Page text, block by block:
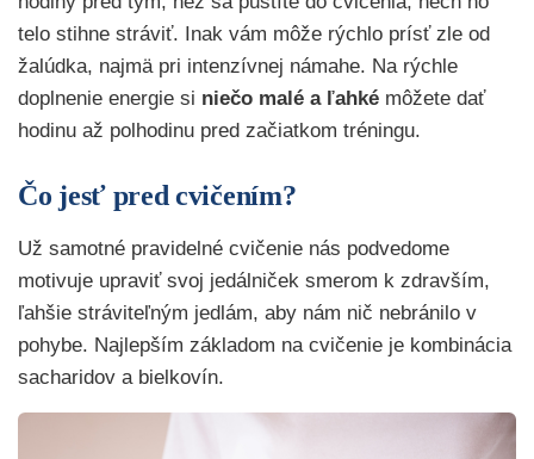
telo stihne stráviť. Inak vám môže rýchlo prísť zle od
žalúdka, najmä pri intenzívnej námahe. Na rýchle
doplnenie energie si niečo malé a ľahké môžete dať
hodinu až polhodinu pred začiatkom tréningu.
Čo jesť pred cvičením?
Už samotné pravidelné cvičenie nás podvedome
motivuje upraviť svoj jedálniček smerom k zdravším,
ľahšie stráviteľným jedlám, aby nám nič nebránilo v
pohybe. Najlepším základom na cvičenie je kombinácia
sacharidov a bielkovín.